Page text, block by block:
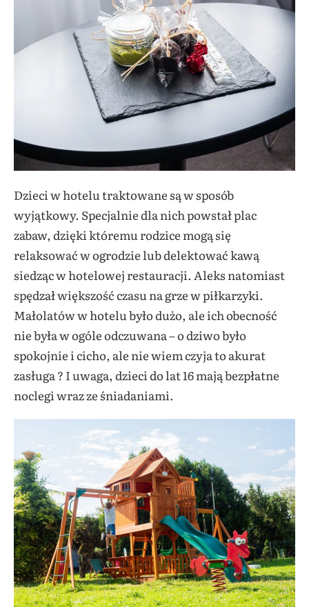
Dzieci w hotelu traktowane są w sposób
wyjątkowy. Specjalnie dla nich powstał plac
zabaw, dzięki któremu rodzice mogą się
relaksować w ogrodzie lub delektować kawą
siedząc w hotelowej restauracji. Aleks natomiast
spędzał większość czasu na grze w piłkarzyki.
Małolatów w hotelu było dużo, ale ich obecność
nie była w ogóle odczuwana – o dziwo było
spokojnie i cicho, ale nie wiem czyja to akurat
zasługa ? I uwaga, dzieci do lat 16 mają bezpłatne
noclegi wraz ze śniadaniami.